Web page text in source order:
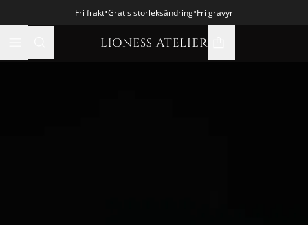
Fri frakt•Gratis storleksändring•Fri gravyr